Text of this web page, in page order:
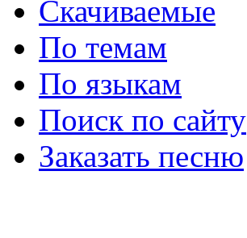
Скачиваемые
По темам
По языкам
Поиск по сайту
Заказать песню